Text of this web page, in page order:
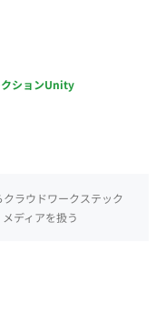
ションUnity
ラウドワークステック
ディアを扱う